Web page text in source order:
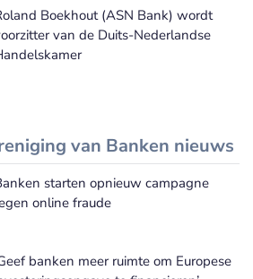
Boekhout (ASN Bank) wordt
van de Duits-Nederlandse
van Banken nieuws
Vereniging van Banken nieuws
starten opnieuw campagne
online fraude
banken meer ruimte om Europese